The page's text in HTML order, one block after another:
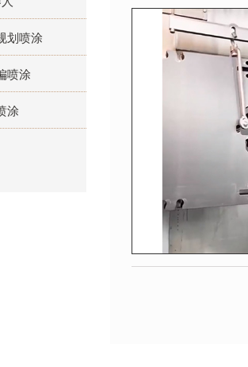
划喷涂
喷涂
涂